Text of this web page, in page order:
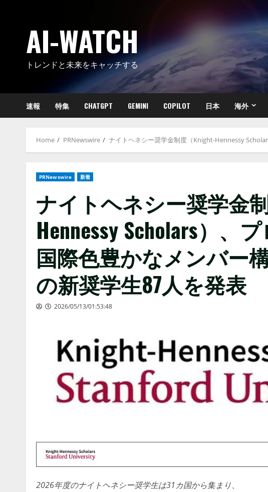
AI-WATCH
トレンドと未来をキャッチする
速報 特集 CHATGPT GEMINI COPILOT 日本 海外
Home PRNewswire ナイトヘネシー奨学金制度（Knight-Hennessy
PRNewswire 新着
ナイトヘネシー奨学金
Hennessy Scholars）、
国際色豊かなメンバー
の新奨学生87人を発表
2026/05/13/01:53:48
2026年度のナイトヘネシー奨学生は31カ国から集まり、